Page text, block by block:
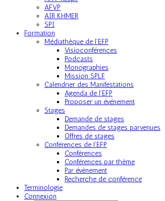
AFVP
AIR KHMER
SPI
Formation
Médiathèque de l'EFP
Visioconférences
Podcasts
Monographies
Mission SPLF
Calendrier des Manifestations
Agenda de l'EFP
Proposer un événement
Stages
Demande de stages
Demandes de stages parvenues
Offres de stages
Conférences de l'EFP
Conférences
Conférences par thème
Par évènement
Recherche de conférence
Terminologie
Connexion